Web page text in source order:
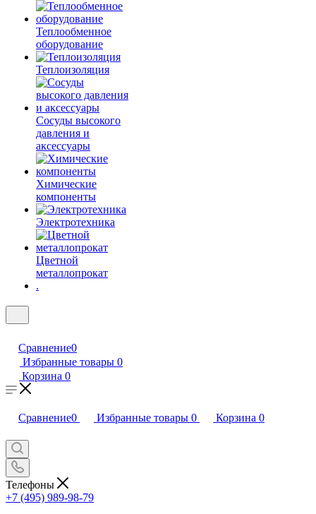
Теплообменное
оборудование
Теплоизоляция
Сосуды высокого
давления и
аксессуары
Химические
компоненты
Электротехника
Цветной
металлопрокат
.
Сравнение0
Избранные товары 0
Корзина 0
Сравнение0 Избранные товары 0 Корзина 0
Телефоны
+7 (495) 989-98-79